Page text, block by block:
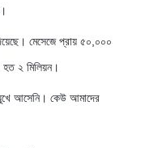
মেসেজে প্রায় ৫০,০০০
২ মিলিয়ন।
আসেনি। কেউ আমাদের